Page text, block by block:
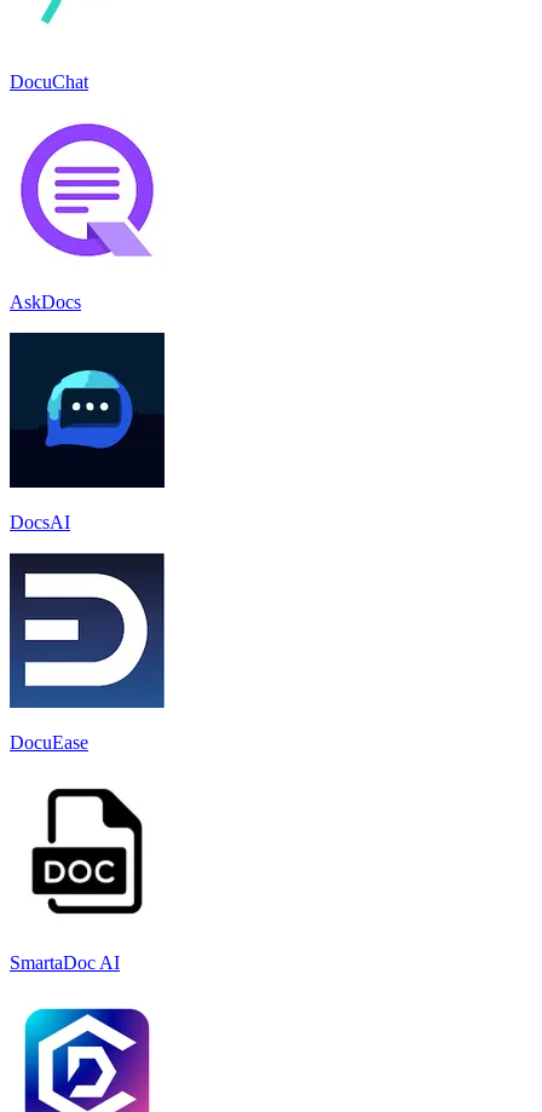
DocuChat
AskDocs
DocsAI
DocuEase
SmartaDoc AI